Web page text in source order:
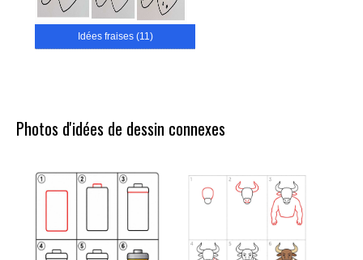
Idées fraises (11)
Photos d'idées de dessin connexes